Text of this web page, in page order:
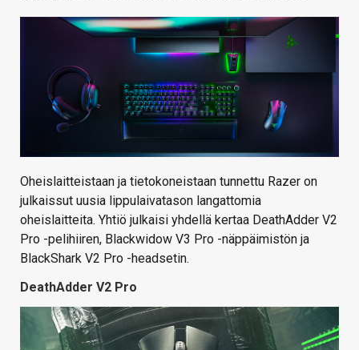
VAIHDA TEEMA
HAKU
Oheislaitteistaan ja tietokoneistaan tunnettu Razer on
julkaissut uusia lippulaivatason langattomia
oheislaitteita. Yhtiö julkaisi yhdellä kertaa DeathAdder V2
Pro -pelihiiren, Blackwidow V3 Pro -näppäimistön ja
BlackShark V2 Pro -headsetin.
DeathAdder V2 Pro